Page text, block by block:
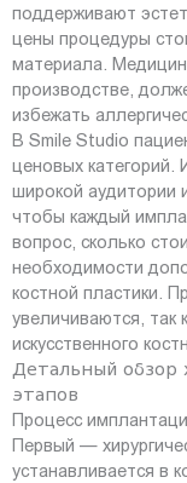
поддерживают
цены процедуры
материала.
производстве,
избежать
В Smile Studio
ценовых категорий.
широкой аудитории
чтобы каждый
вопрос, сколько
необходимости
костной пластики.
увеличиваются, так
искусственного
Детальный обзор
этапов
Процесс
Первый —
устанавливается в